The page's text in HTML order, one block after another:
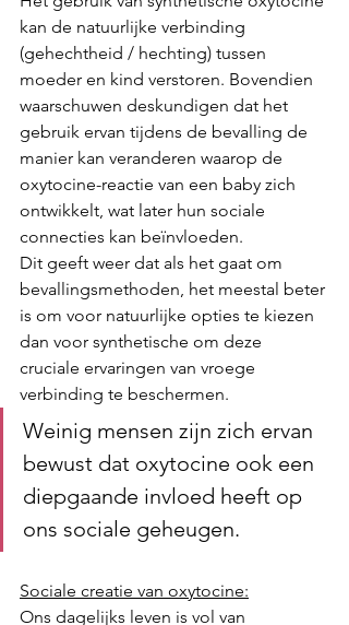
kan de natuurlijke verbinding
(gehechtheid / hechting) tussen
moeder en kind verstoren. Bovendien
waarschuwen deskundigen dat het
gebruik ervan tijdens de bevalling de
manier kan veranderen waarop de
oxytocine-reactie van een baby zich
ontwikkelt, wat later hun sociale
connecties kan beïnvloeden.
Dit geeft weer dat als het gaat om
bevallingsmethoden, het meestal beter
is om voor natuurlijke opties te kiezen
dan voor synthetische om deze
cruciale ervaringen van vroege
verbinding te beschermen.
Weinig mensen zijn zich ervan
bewust dat oxytocine ook een
diepgaande invloed heeft op
ons sociale geheugen.
Sociale creatie van oxytocine:
Ons dagelijks leven is vol van